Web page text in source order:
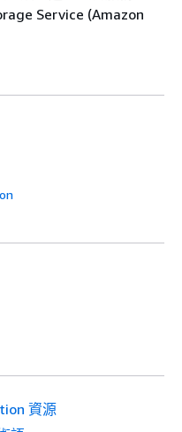
Service (Amazon
資源